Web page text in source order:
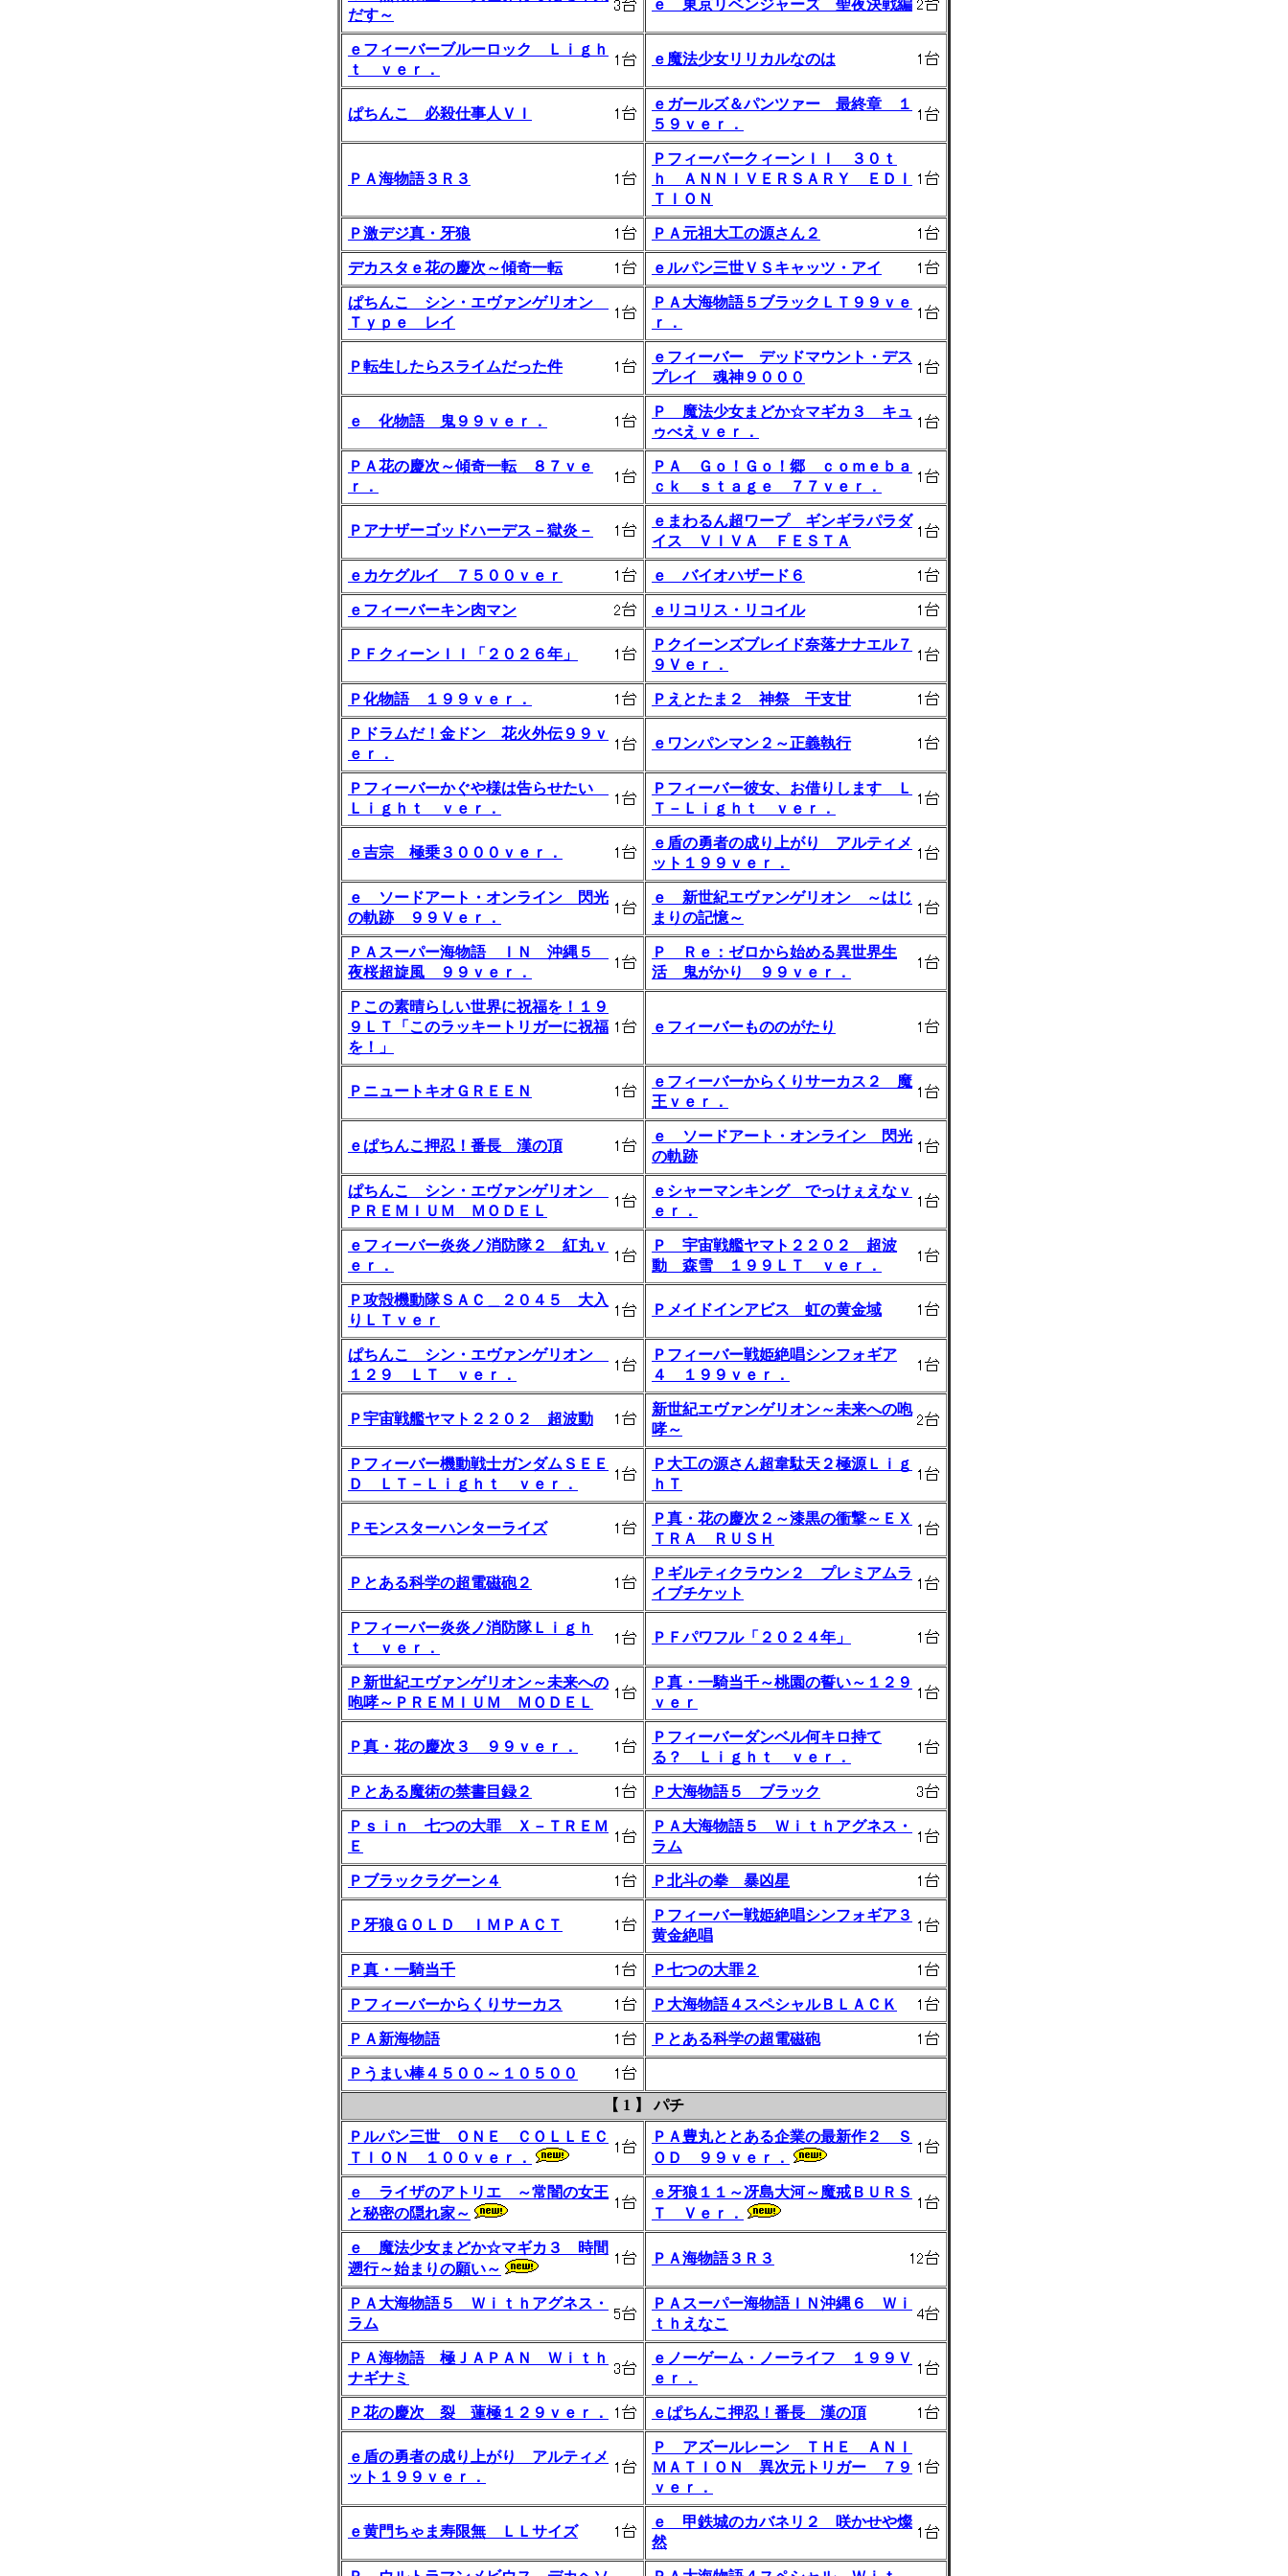
だす～
ｅ 東京リベンジャーズ 聖夜決戦編
ｅフィーバーブルーロック Ｌｉｇｈ
ｔ ｖｅｒ．
ｅ魔法少女リリカルなのは
ぱちんこ 必殺仕事人ＶＩ
ｅガールズ＆パンツァー 最終章 １
５９ｖｅｒ．
ＰＡ海物語３Ｒ３
ＰフィーバークィーンＩＩ ３０ｔ
ｈ ＡＮＮＩＶＥＲＳＡＲＹ ＥＤＩ
ＴＩＯＮ
Ｐ激デジ真・牙狼 ＰＡ元祖大工の源さん２
デカスタｅ花の慶次～傾奇一転 ｅルパン三世ＶＳキャッツ・アイ
ぱちんこ シン・エヴァンゲリオン
Ｔｙｐｅ レイ
ＰＡ大海物語５ブラックＬＴ９９ｖｅ
ｒ．
Ｐ転生したらスライムだった件
ｅフィーバー デッドマウント・デス
プレイ 魂神９０００
ｅ 化物語 鬼９９ｖｅｒ．
Ｐ 魔法少女まどか☆マギカ３ キュ
ゥべえｖｅｒ．
ＰＡ花の慶次～傾奇一転 ８７ｖｅ
ｒ．
ＰＡ Ｇｏ！Ｇｏ！郷 ｃｏｍｅｂａ
ｃｋ ｓｔａｇｅ ７７ｖｅｒ．
Ｐアナザーゴッドハーデス－獄炎－
ｅまわるん超ワープ ギンギラパラダ
イス ＶＩＶＡ ＦＥＳＴＡ
ｅカケグルイ ７５００ｖｅｒ ｅ バイオハザード６
ｅフィーバーキン肉マン ｅリコリス・リコイル
ＰＦクィーンＩＩ「２０２６年」
Ｐクイーンズブレイド奈落ナナエル７
９Ｖｅｒ．
Ｐ化物語 １９９ｖｅｒ． Ｐえとたま２ 神祭 干支甘
Ｐドラムだ！金ドン 花火外伝９９ｖ
ｅｒ．
ｅワンパンマン２～正義執行
Ｐフィーバーかぐや様は告らせたい
Ｌｉｇｈｔ ｖｅｒ．
Ｐフィーバー彼女、お借りします Ｌ
Ｔ－Ｌｉｇｈｔ ｖｅｒ．
ｅ吉宗 極乗３０００ｖｅｒ．
ｅ盾の勇者の成り上がり アルティメ
ット１９９ｖｅｒ．
ｅ ソードアート・オンライン 閃光
の軌跡 ９９Ｖｅｒ．
ｅ 新世紀エヴァンゲリオン ～はじ
まりの記憶～
ＰＡスーパー海物語 ＩＮ 沖縄５
夜桜超旋風 ９９ｖｅｒ．
Ｐ Ｒｅ：ゼロから始める異世界生
活 鬼がかり ９９ｖｅｒ．
Ｐこの素晴らしい世界に祝福を！１９
９ＬＴ「このラッキートリガーに祝福
を！」
ｅフィーバーもののがたり
ＰニュートキオＧＲＥＥＮ
ｅフィーバーからくりサーカス２ 魔
王ｖｅｒ．
ｅぱちんこ押忍！番長 漢の頂
ｅ ソードアート・オンライン 閃光
の軌跡
ぱちんこ シン・エヴァンゲリオン
ＰＲＥＭＩＵＭ ＭＯＤＥＬ
ｅシャーマンキング でっけぇえなｖ
ｅｒ．
ｅフィーバー炎炎ノ消防隊２ 紅丸ｖ
ｅｒ．
Ｐ 宇宙戦艦ヤマト２２０２ 超波
動 森雪 １９９ＬＴ ｖｅｒ．
Ｐ攻殻機動隊ＳＡＣ＿２０４５ 大入
りＬＴｖｅｒ
Ｐメイドインアビス 虹の黄金域
ぱちんこ シン・エヴァンゲリオン
１２９ ＬＴ ｖｅｒ．
Ｐフィーバー戦姫絶唱シンフォギア
４ １９９ｖｅｒ．
Ｐ宇宙戦艦ヤマト２２０２ 超波動
新世紀エヴァンゲリオン～未来への咆
哮～
Ｐフィーバー機動戦士ガンダムＳＥＥ
Ｄ ＬＴ－Ｌｉｇｈｔ ｖｅｒ．
Ｐ大工の源さん超韋駄天２極源Ｌｉｇ
ｈＴ
Ｐモンスターハンターライズ
Ｐ真・花の慶次２～漆黒の衝撃～ＥＸ
ＴＲＡ ＲＵＳＨ
Ｐとある科学の超電磁砲２
Ｐギルティクラウン２ プレミアムラ
イブチケット
Ｐフィーバー炎炎ノ消防隊Ｌｉｇｈ
ｔ ｖｅｒ．
ＰＦパワフル「２０２４年」
Ｐ新世紀エヴァンゲリオン～未来への
咆哮～ＰＲＥＭＩＵＭ ＭＯＤＥＬ
Ｐ真・一騎当千～桃園の誓い～１２９
ｖｅｒ
Ｐ真・花の慶次３ ９９ｖｅｒ．
Ｐフィーバーダンベル何キロ持て
る？ Ｌｉｇｈｔ ｖｅｒ．
Ｐとある魔術の禁書目録２ Ｐ大海物語５ ブラック
Ｐｓｉｎ 七つの大罪 Ｘ－ＴＲＥＭ
Ｅ
ＰＡ大海物語５ Ｗｉｔｈアグネス・
ラム
Ｐブラックラグーン４ Ｐ北斗の拳 暴凶星
Ｐ牙狼ＧＯＬＤ ＩＭＰＡＣＴ
Ｐフィーバー戦姫絶唱シンフォギア３
黄金絶唱
Ｐ真・一騎当千 Ｐ七つの大罪２
Ｐフィーバーからくりサーカス Ｐ大海物語４スペシャルＢＬＡＣＫ
ＰＡ新海物語 Ｐとある科学の超電磁砲
Ｐうまい棒４５００～１０５００
【 1 】 パチ
Ｐルパン三世 ＯＮＥ ＣＯＬＬＥＣ
ＴＩＯＮ １００ｖｅｒ．
ＰＡ豊丸ととある企業の最新作２ Ｓ
ＯＤ ９９ｖｅｒ．
ｅ ライザのアトリエ ～常闇の女王
と秘密の隠れ家～
ｅ牙狼１１～冴島大河～魔戒ＢＵＲＳ
Ｔ Ｖｅｒ．
ｅ 魔法少女まどか☆マギカ３ 時間
遡行～始まりの願い～
ＰＡ海物語３Ｒ３
ＰＡ大海物語５ Ｗｉｔｈアグネス・
ラム
ＰＡスーパー海物語ＩＮ沖縄６ Ｗｉ
ｔｈえなこ
ＰＡ海物語 極ＪＡＰＡＮ Ｗｉｔｈ
ナギナミ
ｅノーゲーム・ノーライフ １９９Ｖ
ｅｒ．
Ｐ花の慶次 裂 蓮極１２９ｖｅｒ． ｅぱちんこ押忍！番長 漢の頂
ｅ盾の勇者の成り上がり アルティメ
ット１９９ｖｅｒ．
Ｐ アズールレーン ＴＨＥ ＡＮＩ
ＭＡＴＩＯＮ 異次元トリガー ７９
ｖｅｒ．
ｅ黄門ちゃま寿限無 ＬＬサイズ
ｅ 甲鉄城のカバネリ２ 咲かせや燦
然